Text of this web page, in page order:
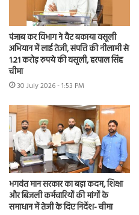
पंजाब कर विभाग ने वैट बकाया वसूली
अभियान में लाई तेजी, संपत्ति की नीलामी से
1.21 करोड़ रुपये की वसूली, हरपाल सिंह
चीमा
30 July 2026 - 1:53 PM
भगवंत मान सरकार का बड़ा कदम, शिक्षा
और बिजली कर्मचारियों की मांगों के
समाधान में तेजी के दिए निर्देश- चीमा